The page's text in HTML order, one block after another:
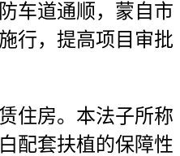
车道通顺，蒙自市
行，提高项目审批
房。本法子所称
配套扶植的保障性